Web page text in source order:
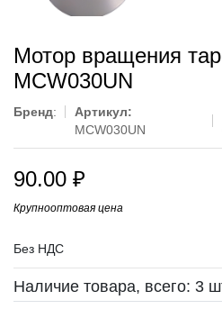
Мотор вращения
MCW030UN
Бренд:
Артикул:
MCW030UN
90.00 ₽
Крупнооптовая цена
Без НДС
Наличие товара, всего: 3